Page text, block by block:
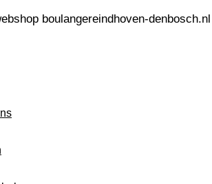
boulangereindhoven-denbosch.nl